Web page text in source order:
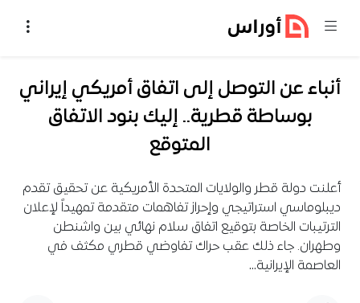
أنباء عن التوصل إلى اتفاق أمريكي إيراني
بوساطة قطرية.. إليك بنود الاتفاق
المتوقع
أعلنت دولة قطر والولايات المتحدة الأمريكية عن تحقيق تقدم
ديبلوماسي استراتيجي وإحراز تفاهمات متقدمة تمهيداً لإعلان
الترتيبات الخاصة بتوقيع اتفاق سلام نهائي بين واشنطن
وطهران. جاء ذلك عقب حراك تفاوضي قطري مكثف في
العاصمة الإيرانية…